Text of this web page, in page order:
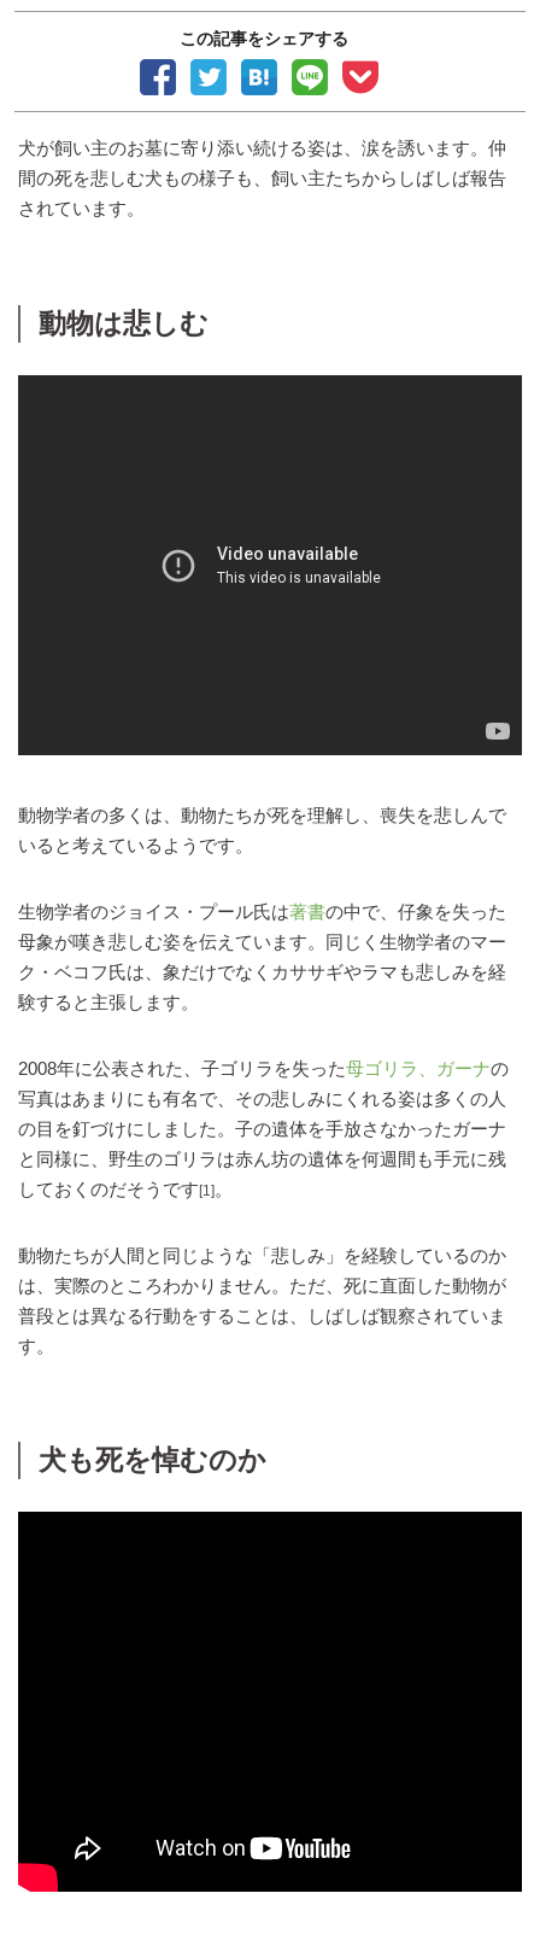
この記事をシェアする
犬が飼い主のお墓に寄り添い続ける姿は、涙を誘います。仲
間の死を悲しむ犬もの様子も、飼い主たちからしばしば報告
されています。
動物は悲しむ
動物学者の多くは、動物たちが死を理解し、喪失を悲しんで
いると考えているようです。
生物学者のジョイス・プール氏は著書の中で、仔象を失った
母象が嘆き悲しむ姿を伝えています。同じく生物学者のマー
ク・ベコフ氏は、象だけでなくカササギやラマも悲しみを経
験すると主張します。
2008年に公表された、子ゴリラを失った母ゴリラ、ガーナの
写真はあまりにも有名で、その悲しみにくれる姿は多くの人
の目を釘づけにしました。子の遺体を手放さなかったガーナ
と同様に、野生のゴリラは赤ん坊の遺体を何週間も手元に残
しておくのだそうです[1]。
動物たちが人間と同じような「悲しみ」を経験しているのか
は、実際のところわかりません。ただ、死に直面した動物が
普段とは異なる行動をすることは、しばしば観察されていま
す。
犬も死を悼むのか